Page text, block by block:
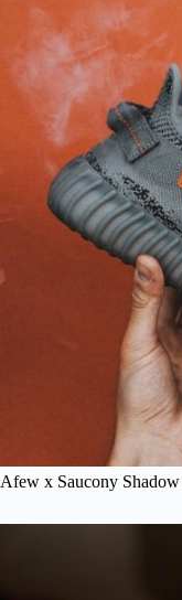
Afew x Saucony Shadow